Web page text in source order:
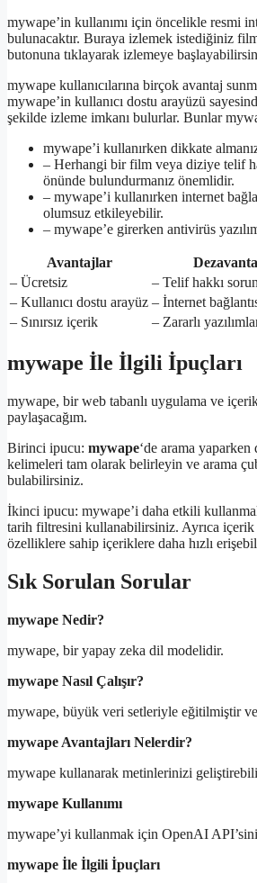
mywape’in kullanımı için öncelikle resmi
bulunacaktır. Buraya izlemek istediğiniz
butonuna tıklayarak izlemeye
mywape kullanıcılarına birçok avantaj
mywape’in kullanıcı dostu arayüzü
şekilde izleme imkanı bulurlar. Bunlar
mywape’i kullanırken dikkate
– Herhangi bir film veya diziye telif
önünde bulundurmanız önemlidir.
– mywape’i kullanırken internet
olumsuz etkileyebilir.
– mywape’e girerken antivirüs
Avantajlar
– Ücretsiz
– Telif hakkı
– Kullanıcı dostu arayüz – İnternet
– Sınırsız içerik
– Zararlı
mywape İle İlgili İpuçları
mywape, bir web tabanlı uygulama ve
paylaşacağım.
Birinci ipucu: mywape‘de arama
kelimeleri tam olarak belirleyin ve arama
bulabilirsiniz.
İkinci ipucu: mywape’i daha etkili
tarih filtresini kullanabilirsiniz. Ayrıca
özelliklere sahip içeriklere daha hızlı
Sık Sorulan Sorular
mywape Nedir?
mywape, bir yapay zeka dil modelidir.
mywape Nasıl Çalışır?
mywape, büyük veri setleriyle eğitilmiştir ve
mywape Avantajları Nelerdir?
mywape kullanarak metinlerinizi
mywape Kullanımı
mywape’yi kullanmak için OpenAI
mywape İle İlgili İpuçları